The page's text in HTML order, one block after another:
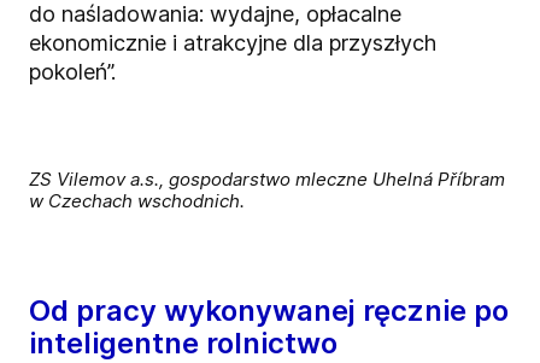
do naśladowania: wydajne, opłacalne
ekonomicznie i atrakcyjne dla przyszłych
pokoleń”.
ZS Vilemov a.s., gospodarstwo mleczne Uhelná Příbram
w Czechach wschodnich.
Od pracy wykonywanej ręcznie po
inteligentne rolnictwo